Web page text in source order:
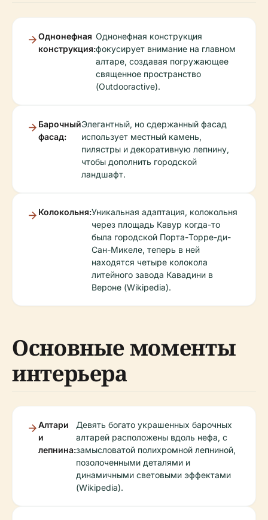
Однонефная
конструкция:
Однонефная конструкция
фокусирует внимание на главном
алтаре, создавая погружающее
священное пространство
(Outdooractive).
Барочный
фасад:
Элегантный, но сдержанный фасад
использует местный камень,
пилястры и декоративную лепнину,
чтобы дополнить городской
ландшафт.
Колокольня:Уникальная адаптация, колокольня
через площадь Кавур когда-то
была городской Порта-Торре-ди-
Сан-Микеле, теперь в ней
находятся четыре колокола
литейного завода Кавадини в
Вероне (Wikipedia).
Основные моменты
интерьера
Алтари
и
лепнина:
Девять богато украшенных барочных
алтарей расположены вдоль нефа, с
замысловатой полихромной лепниной,
позолоченными деталями и
динамичными световыми эффектами
(Wikipedia).